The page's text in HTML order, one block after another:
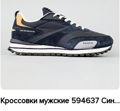
Кроссовки мужские 594637 Синие